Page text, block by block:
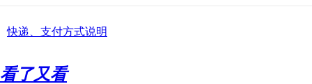
快递、支付方式说明
看了又看